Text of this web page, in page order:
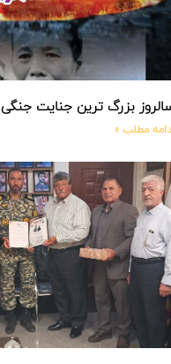
بزرگ ترین جنایت
مطلب »